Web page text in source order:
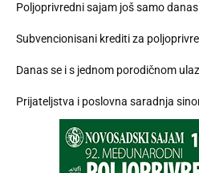
Poljoprivredni sajam još samo danas
Subvencionisani krediti za
Danas se i s jednom porodičnom
Prijateljstva i poslovna saradnja